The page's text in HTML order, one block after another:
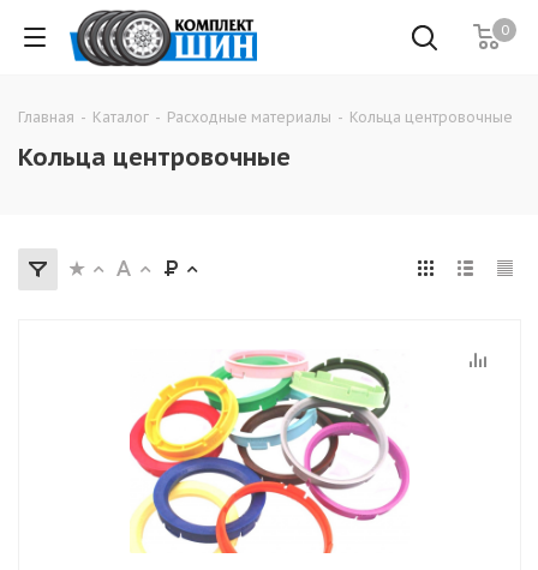
0
Главная - Каталог - Расходные материалы - Кольца центровочные
Кольца центровочные